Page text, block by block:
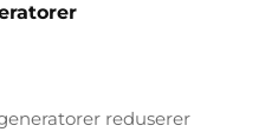
reduserer